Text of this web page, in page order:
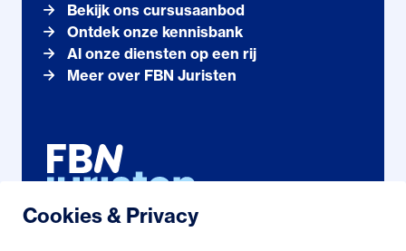
Cookies & Privacy
Bekijk ons cursusaanbod
Ontdek onze kennisbank
Al onze diensten op een rij
Meer over FBN Juristen